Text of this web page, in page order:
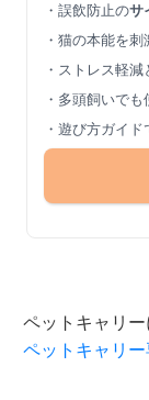
・誤飲防止のサ
・猫の本能を刺
・ストレス軽
・多頭飼いで
・遊び方ガイ
ペットキャリ
ペットキャリ